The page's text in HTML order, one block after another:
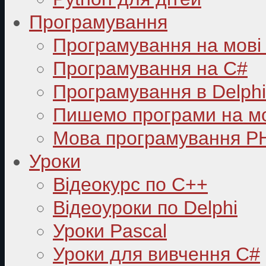
Програмування
Програмування на
Програмування на C#
Програмування в Delphi
Пишемо програми на
Мова програмування
Уроки
Відеокурс по С++
Відеоуроки по Delphi
Уроки Pascal
Уроки для вивчення C#